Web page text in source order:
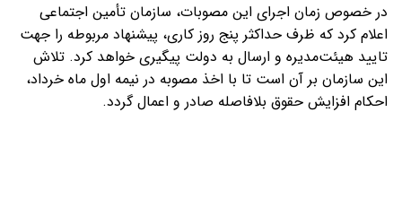
در خصوص زمان اجرای این مصوبات، سازمان تأمین اجتماعی
اعلام کرد که ظرف حداکثر پنج روز کاری، پیشنهاد مربوطه را جهت
تایید هیئت‌مدیره و ارسال به دولت پیگیری خواهد کرد. تلاش
این سازمان بر آن است تا با اخذ مصوبه در نیمه اول ماه خرداد،
احکام افزایش حقوق بلافاصله صادر و اعمال گردد.